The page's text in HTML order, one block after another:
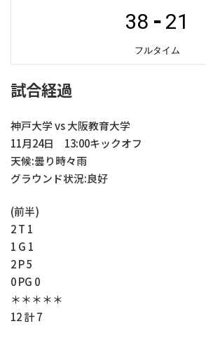
38 - 21
フルタイム
試合経過
神戸大学 vs 大阪教育大学
11月24日 13:00キックオフ
天候:曇り時々雨
グラウンド状況:良好
(前半)
2 T 1
1 G 1
2 P 5
0 PG 0
＊＊＊＊＊
12 計 7